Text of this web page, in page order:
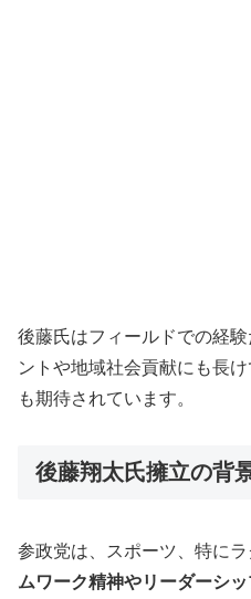
後藤氏はフィールドでの経
ントや地域社会貢献にも長
も期待されています。
後藤翔太氏擁立の背
参政党は、スポーツ、特に
ムワーク精神やリーダーシッ